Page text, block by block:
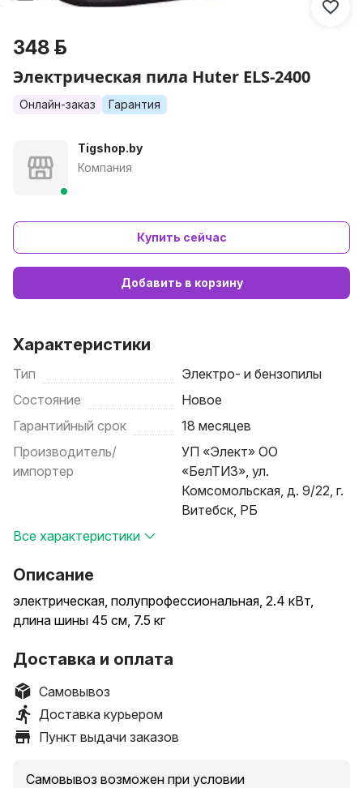
348 р.
Электрическая пила Huter ELS-2400
Онлайн-заказ Гарантия
Tigshop.by
Компания
Купить сейчас
Добавить в корзину
Характеристики
Тип
Электро- и бензопилы
Состояние
Новое
Гарантийный срок
18 месяцев
Производитель/
импортер
УП «Элект» ОО
«БелТИЗ», ул.
Комсомольская, д. 9/22, г.
Витебск, РБ
Все характеристики
Описание
электрическая, полупрофессиональная, 2.4 кВт,
длина шины 45 см, 7.5 кг
Доставка и оплата
Самовывоз
Доставка курьером
Пункт выдачи заказов
Самовывоз возможен при условии